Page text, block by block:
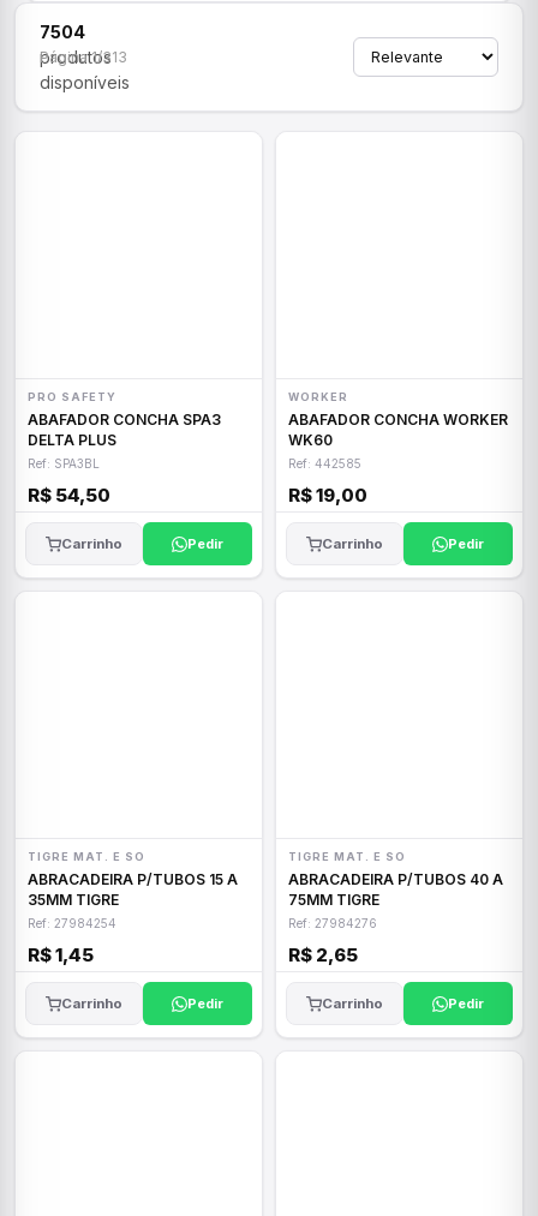
7504
produtos
disponíveis
Página 1/313
PRO SAFETY
ABAFADOR CONCHA SPA3
DELTA PLUS
Ref: SPA3BL
R$ 54,50
Carrinho Pedir
WORKER
ABAFADOR CONCHA WORKER
WK60
Ref: 442585
R$ 19,00
Carrinho Pedir
TIGRE MAT. E SO
ABRACADEIRA P/TUBOS 15 A
35MM TIGRE
Ref: 27984254
R$ 1,45
Carrinho Pedir
TIGRE MAT. E SO
ABRACADEIRA P/TUBOS 40 A
75MM TIGRE
Ref: 27984276
R$ 2,65
Carrinho Pedir